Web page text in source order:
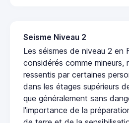
Seisme Niveau 2
Les séismes de niveau 2 en
considérés comme mineurs,
ressentis par certaines
dans les étages supérieurs
que généralement sans
l'importance de la